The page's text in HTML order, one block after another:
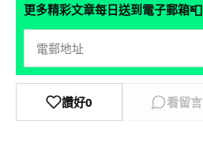
更多精彩文章每日送到電子郵箱📮
讚好0 看留言